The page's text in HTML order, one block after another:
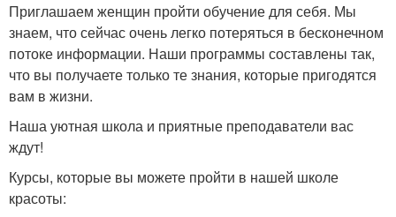
Приглашаем женщин пройти обучение для себя. Мы
знаем, что сейчас очень легко потеряться в бесконечном
потоке информации. Наши программы составлены так,
что вы получаете только те знания, которые пригодятся
вам в жизни.
Наша уютная школа и приятные преподаватели вас
ждут!
Курсы, которые вы можете пройти в нашей школе
красоты: